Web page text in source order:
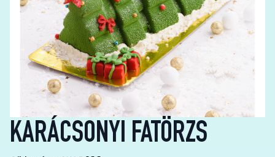
KARÁCSONYI FATÖRZS